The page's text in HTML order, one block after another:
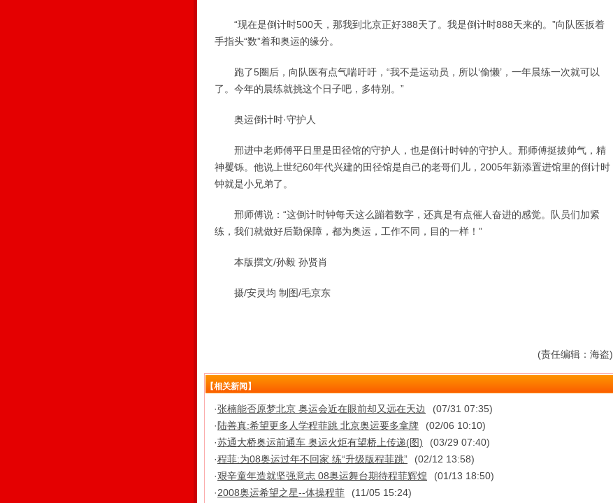
“现在是倒计时500天，那我到北京正好388天了。我是倒计时888天来的。”向队医扳着
手指头“数”着和奥运的缘分。
跑了5圈后，向队医有点气喘吁吁，“我不是运动员，所以‘偷懒’，一年晨练一次就可以
了。今年的晨练就挑这个日子吧，多特别。”
奥运倒计时·守护人
邢进中老师傅平日里是田径馆的守护人，也是倒计时钟的守护人。邢师傅挺拔帅气，精
神矍铄。他说上世纪60年代兴建的田径馆是自己的老哥们儿，2005年新添置进馆里的倒计时
钟就是小兄弟了。
邢师傅说：“这倒计时钟每天这么蹦着数字，还真是有点催人奋进的感觉。队员们加紧
练，我们就做好后勤保障，都为奥运，工作不同，目的一样！”
本版撰文/孙毅 孙贤肖
摄/安灵均 制图/毛京东
(责任编辑：海盗)
【相关新闻】
·张楠能否原梦北京 奥运会近在眼前却又远在天边
(07/31 07:35)
· 陆善真:希望更多人学程菲跳 北京奥运要多拿牌
(02/06 10:10)
·苏通大桥奥运前通车 奥运火炬有望桥上传递(图)
(03/29 07:40)
·程菲:为08奥运过年不回家 练“升级版程菲跳”
(02/12 13:58)
·艰辛童年造就坚强意志 08奥运舞台期待程菲辉煌
(01/13 18:50)
·2008奥运希望之星--体操程菲
(11/05 15:24)